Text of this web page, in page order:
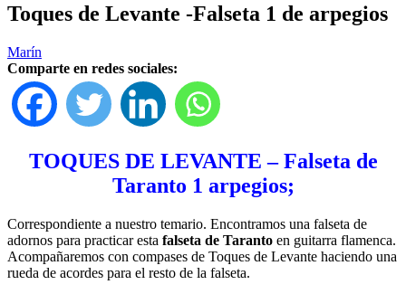
Toques de Levante -Falseta 1 de arpegios
Marín
Comparte en redes sociales:
TOQUES DE LEVANTE – Falseta de
Taranto 1 arpegios;
Correspondiente a nuestro temario. Encontramos una falseta de
adornos para practicar esta falseta de Taranto en guitarra flamenca.
Acompañaremos con compases de Toques de Levante haciendo una
rueda de acordes para el resto de la falseta.